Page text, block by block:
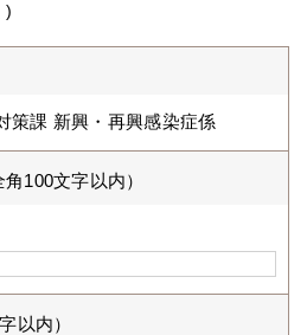
)
策課 新興・再興感染症係
角100文字以内）
以内）